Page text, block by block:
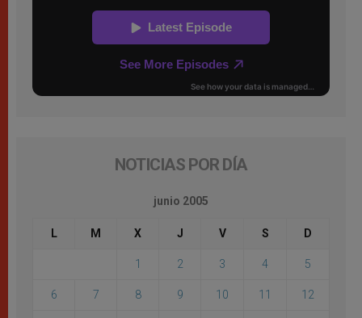
NOTICIAS POR DÍA
junio 2005
L M X J V S D
1 2 3 4 5
6 7 8 9 10 11 12